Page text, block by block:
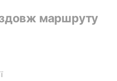
маршруту